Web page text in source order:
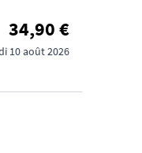
34,90 €
10 août 2026